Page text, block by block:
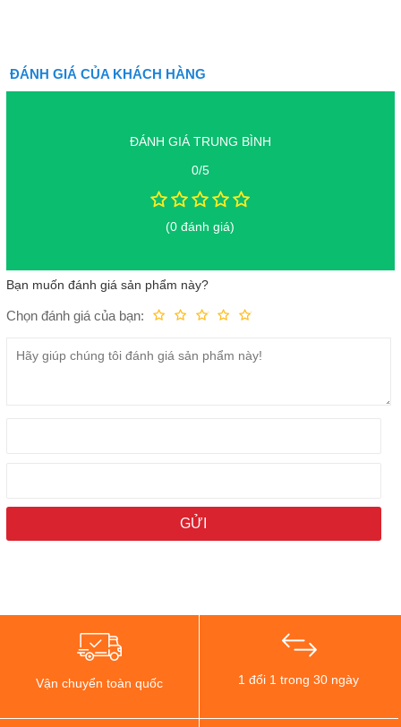
ĐÁNH GIÁ CỦA KHÁCH HÀNG
ĐÁNH GIÁ TRUNG BÌNH
0/5
(0 đánh giá)
Bạn muốn đánh giá sản phẩm này?
Chọn đánh giá của bạn: Tuyệt vời!
Rất tốt
Trung bình
Fair
Kém
Vận chuyển toàn quốc 1 đổi 1 trong 30 ngày